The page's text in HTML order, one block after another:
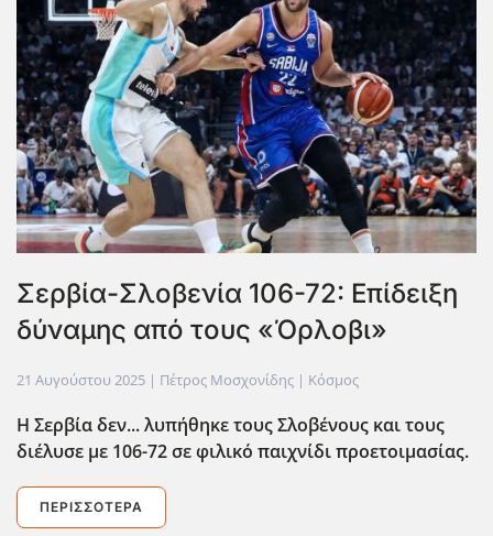
Σερβία-Σλοβενία 106-72: Επίδειξη
δύναμης από τους «Όρλοβι»
21 Αυγούστου 2025 | Πέτρος Μοσχονίδης | Κόσμος
Η Σερβία δεν... λυπήθηκε τους Σλοβένους και τους
διέλυσε με 106-72 σε φιλικό παιχνίδι προετοιμασίας.
ΠΕΡΙΣΣΌΤΕΡΑ